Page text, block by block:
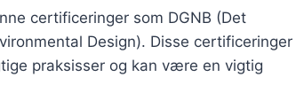
certificeringer som DGNB (Det
Design). Disse certificeringer
praksisser og kan være en vigtig